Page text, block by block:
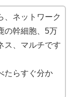
、ネットワーク
の幹細胞、5万
ス、マルチです
たらすぐ分か